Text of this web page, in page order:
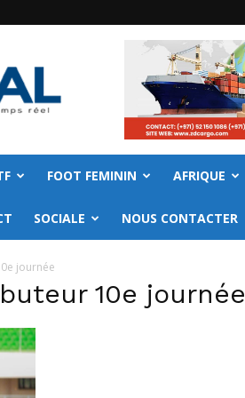
FOOT FEMININ AFRIQUE
SOCIALE NOUS CONTACTER
journée
10e journée